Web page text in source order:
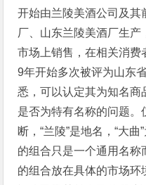
开始由兰陵美酒公司及
厂、山东兰陵美酒厂生
市场上销售，在相关消费
9年开始多次被评为山东
悉，可以认定其为知名商
是否为特有名称的问题。
断，“兰陵”是地名，“大
的组合只是一个通用名称
的组合放在具体的市场环